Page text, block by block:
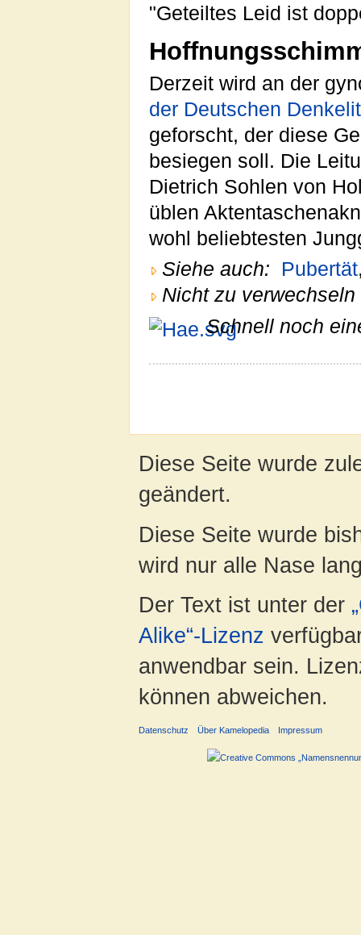
"Geteiltes Leid ist
Derzeit wird an der
der Deutschen
geforscht, der diese
besiegen soll. Die
Dietrich Sohlen von
üblen
wohl beliebtesten
Siehe auch:
Pubertät
Nicht zu verwechseln
Schnell noch
Diese Seite wurde
geändert.
Diese Seite wurde
wird nur alle Nase
Der Text ist unter der
Alike“-Lizenz
anwendbar sein.
können abweichen.
Datenschutz Über Kamelopedia Impressum